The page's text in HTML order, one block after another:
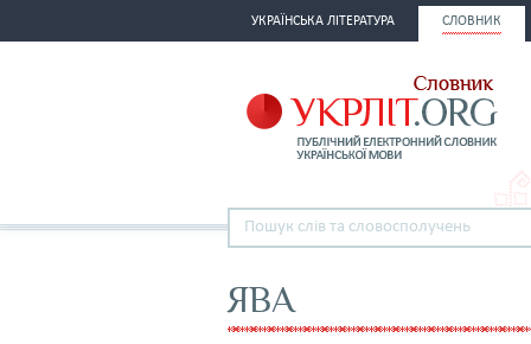
УКРАЇНСЬКА ЛІТЕРАТУРА СЛОВНИК
ЯВА